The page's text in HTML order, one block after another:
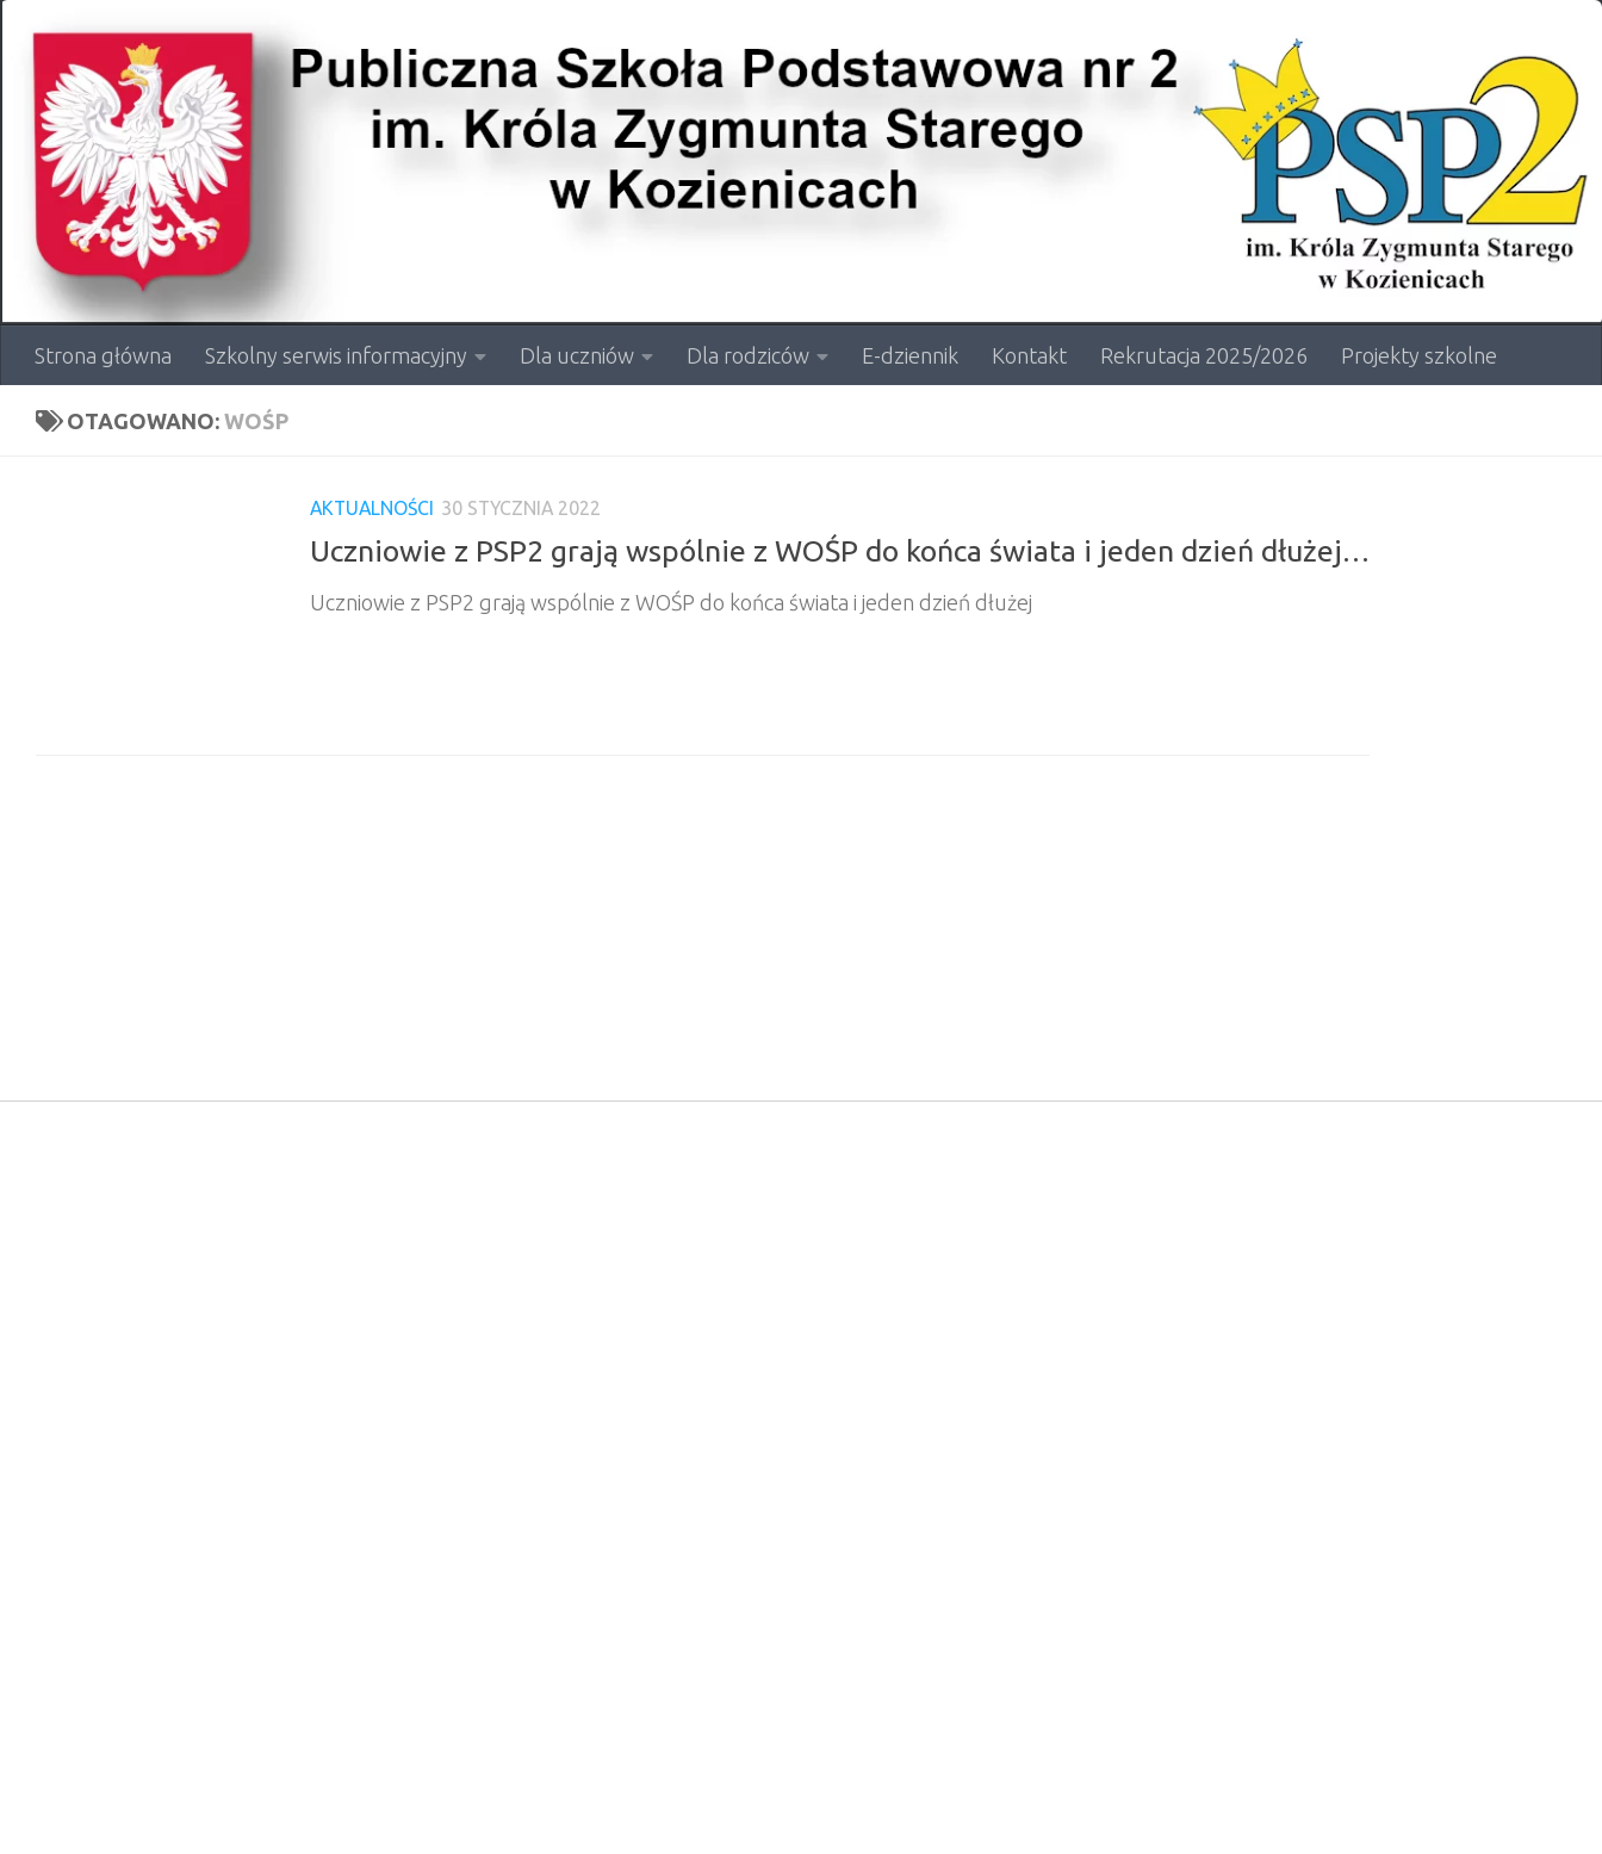
Przejdź do treści
Strona główna Szkolny serwis informacyjny Dla uczniów Dla rodziców E-dziennik Kontakt Rekrutacja 2025/2026 Projekty szkolne
OTAGOWANO:WOŚP
AKTUALNOŚCI 30 STYCZNIA 2022
Uczniowie z PSP2 grają wspólnie z WOŚP do końca świata i jeden dzień dłużej…
Uczniowie z PSP2 grają wspólnie z WOŚP do końca świata i jeden dzień dłużej